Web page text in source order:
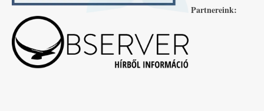
Partnereink: